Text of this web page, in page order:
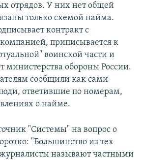
отрядов. У них нет общей
только схемой найма.
контракт с
приписывается к
воинской части и
министерства обороны России.
сообщили как сами
ответившие по номерам,
о найме.
"Системы" на вопрос о
"Большинство из тех
называют частными